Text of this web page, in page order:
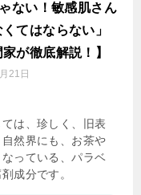
ない！敏感肌さん
てはならない」
が徹底解説！】
21日
は、珍しく、旧表
然界にも、お茶や
っている、パラベ
成分です。